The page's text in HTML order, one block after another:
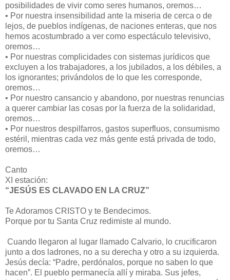
posibilidades de vivir como seres humanos, oremos…
• Por nuestra insensibilidad ante la miseria de cerca o de
lejos, de pueblos indígenas, de naciones enteras, que nos
hemos acostumbrado a ver como espectáculo televisivo,
oremos…
• Por nuestras complicidades con sistemas jurídicos que
excluyen a los trabajadores, a los jubilados, a los débiles, a
los ignorantes; privándolos de lo que les corresponde,
oremos…
• Por nuestro cansancio y abandono, por nuestras renuncias
a querer cambiar las cosas por la fuerza de la solidaridad,
oremos…
• Por nuestros despilfarros, gastos superfluos, consumismo
estéril, mientras cada vez más gente está privada de todo,
oremos…
Canto
XI estación:
“JESÚS ES CLAVADO EN LA CRUZ”
Te Adoramos CRISTO y te Bendecimos.
Porque por tu Santa Cruz redimiste al mundo.
Cuando llegaron al lugar llamado Calvario, lo crucificaron
junto a dos ladrones, no a su derecha y otro a su izquierda.
Jesús decía: “Padre, perdónalos, porque no saben lo que
hacen”. El pueblo permanecía allí y miraba. Sus jefes,